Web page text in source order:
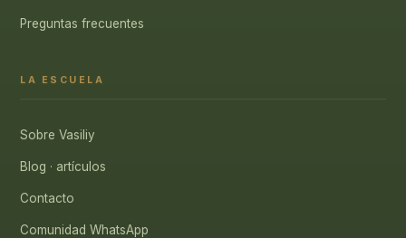
Preguntas frecuentes
LA ESCUELA
Sobre Vasiliy
Blog · artículos
Contacto
Comunidad WhatsApp